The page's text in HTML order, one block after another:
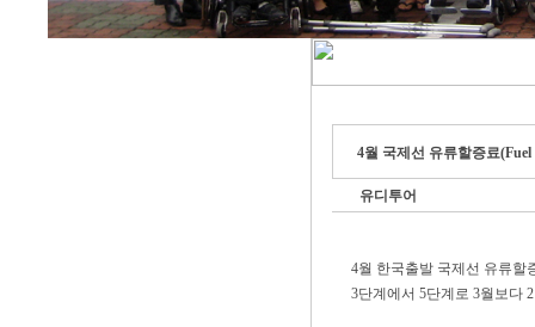
4월 국제선 유류할증료
유디투어
4월 한국출발 국제선 유류할
3단계에서 5단계로 3월보다